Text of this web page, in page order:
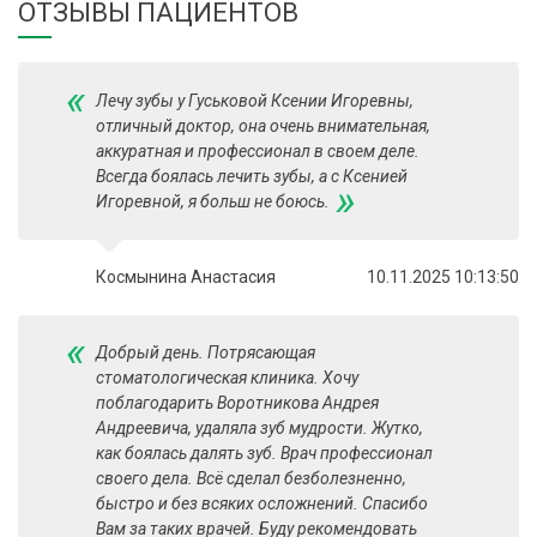
ОТЗЫВЫ ПАЦИЕНТОВ
« Лечу зубы у Гуськовой Ксении Игоревны,
отличный доктор, она очень внимательная,
аккуратная и профессионал в своем деле.
Всегда боялась лечить зубы, а с Ксенией
Игоревной, я больш не боюсь. »
Космынина Анастасия 10.11.2025 10:13:50
« Добрый день. Потрясающая
стоматологическая клиника. Хочу
поблагодарить Воротникова Андрея
Андреевича, удаляла зуб мудрости. Жутко,
как боялась далять зуб. Врач профессионал
своего дела. Всё сделал безболезненно,
быстро и без всяких осложнений. Спасибо
Вам за таких врачей. Буду рекомендовать